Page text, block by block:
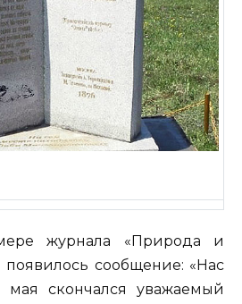
журнала «Природа и
появилось сообщение: «Нас
мая скончался уважаемый